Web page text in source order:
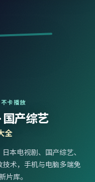
卡播放
国产综艺
全
本电视剧、国产综艺、
术，手机与电脑多端免
片库。